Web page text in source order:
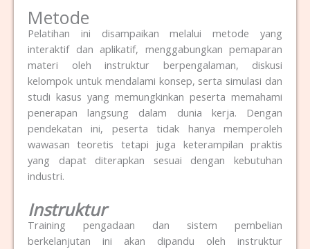
Metode
Pelatihan ini disampaikan melalui metode yang
interaktif dan aplikatif, menggabungkan pemaparan
materi oleh instruktur berpengalaman, diskusi
kelompok untuk mendalami konsep, serta simulasi dan
studi kasus yang memungkinkan peserta memahami
penerapan langsung dalam dunia kerja. Dengan
pendekatan ini, peserta tidak hanya memperoleh
wawasan teoretis tetapi juga keterampilan praktis
yang dapat diterapkan sesuai dengan kebutuhan
industri.
Instruktur
Training pengadaan dan sistem pembelian
berkelanjutan ini akan dipandu oleh instruktur